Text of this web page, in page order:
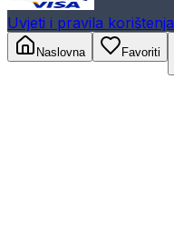
Uvjeti i pravila korištenja
Naslovna
Favoriti